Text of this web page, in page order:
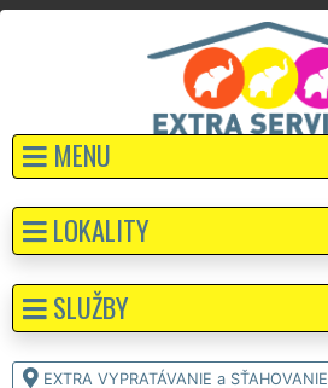
MENU
EXTRA VYPRATÁVANIE a SŤAHOVANIE
LOKALITY
SLUŽBY